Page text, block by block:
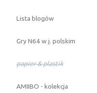
Lista blogów
Gry N64 w j. polskim
papier & plastik
AMIIBO - kolekcja